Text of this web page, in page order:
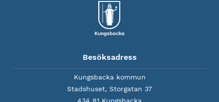
Besöksadress
Kungsbacka kommun
Stadshuset, Storgatan 37